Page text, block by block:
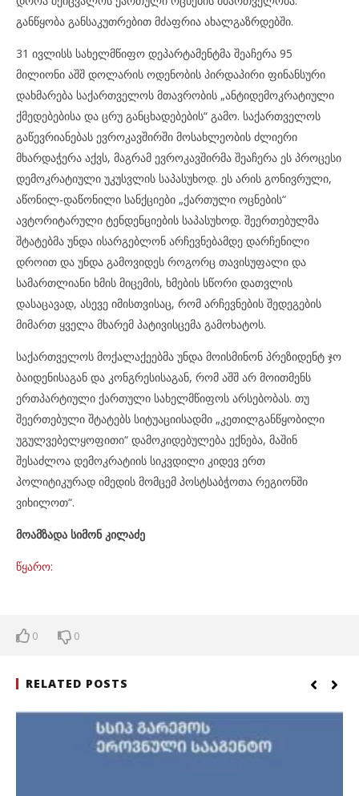
განწყობა განსაკუთრებით მძაფრია ახალგაზრდებში.
31 ივლისს სახელმწიფო დეპარტამენტმა შეაჩერა 95
მილიონი აშშ დოლარის ოდენობის პირდაპირი ფინანსური
დახმარება საქართველოს მთავრობის „ანტიდემოკრატიული
ქმედებებისა და ცრუ განცხადებების“ გამო. საქართველოს
გაწევრიანებას ევროკავშირში მოსახლეობის ძლიერი
მხარდაჭერა აქვს, მაგრამ ევროკავშირმა შეაჩერა ეს პროცესი
დემოკრატიული უკუსვლის საპასუხოდ. ეს არის გონივრული,
აწონილ-დაწონილი სანქციები „ქართული ოცნების“
ავტორიტარული ტენდენციების საპასუხოდ. შეერთებულმა
შტატებმა უნდა ისარგებლონ არჩევნებამდე დარჩენილი
დროით და უნდა გამოვიდეს როგორც თავისუფალი და
სამართლიანი ხმის მიცემის, ხმების სწორი დათვლის
დასაცავად, ასევე იმისთვისაც, რომ არჩევნების შედეგების
მიმართ ყველა მხარემ პატივისცემა გამოხატოს.
საქართველოს მოქალაქეებმა უნდა მოისმინონ პრეზიდენტ ჯო
ბაიდენისაგან და კონგრესისაგან, რომ აშშ არ მოითმენს
ერთპარტიული ქართული სახელმწიფოს არსებობას. თუ
შეერთებული შტატებს სიტუაციისადმი „კეთილგანწყობილი
უგულვებელყოფითი“ დამოკიდებულება ექნება, მაშინ
შესაძლოა დემოკრატიის სიკვდილი კიდევ ერთ
პოლიტიკურად იმედის მომცემ პოსტსაბჭოთა რეგიონში
ვიხილოთ“.
მოამზადა სიმონ კილაძე
წყარო:
0 0
RELATED POSTS